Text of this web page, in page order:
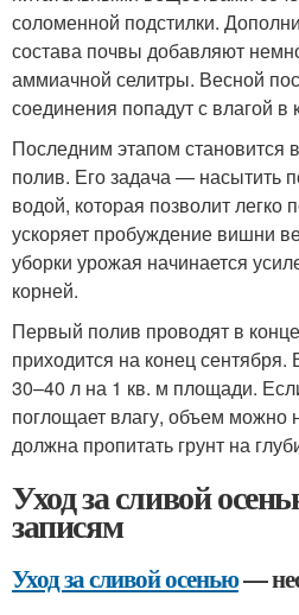
соломенной подстилки.
состава почвы добавляют
аммиачной селитры. Весной
соединения попадут с влагой в
Последним этапом становится
полив. Его задача — насытить
водой, которая позволит легко
ускоряет пробуждение вишни
уборки урожая начинается
корней.
Первый полив проводят в
приходится на конец сентября.
30–40 л на 1 кв. м площади.
поглощает влагу, объем можно
должна пропитать грунт на
Уход за сливой
записям
Уход за сливой осенью—